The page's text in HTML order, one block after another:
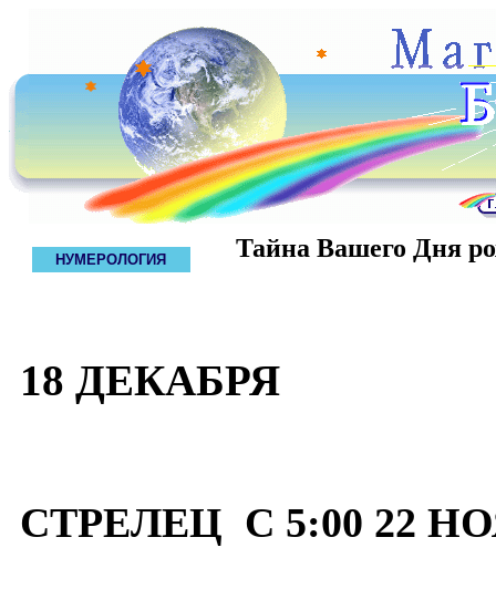
НУМЕРОЛОГИЯ Тайна Вашего Дня
18 ДЕКАБРЯ
СТРЕЛЕЦ С 5:00 22